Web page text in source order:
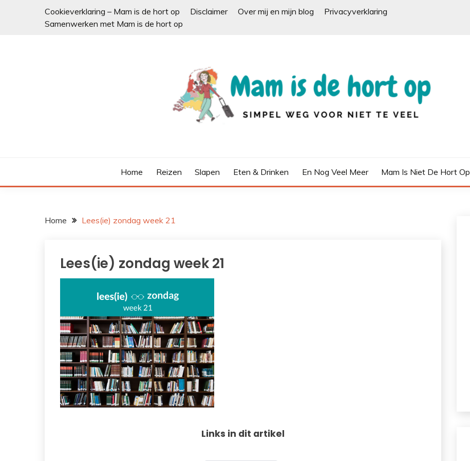
Cookieverklaring – Mam is de hort op Disclaimer Over mij en mijn blog
Privacyverklaring
Samenwerken met Mam is de hort op
Home Reizen Slapen Eten & Drinken En Nog Veel Meer Mam Is Niet De Hort Op
Home Lees(ie) zondag week 21
Lees(ie) zondag week 21
Links in dit artikel